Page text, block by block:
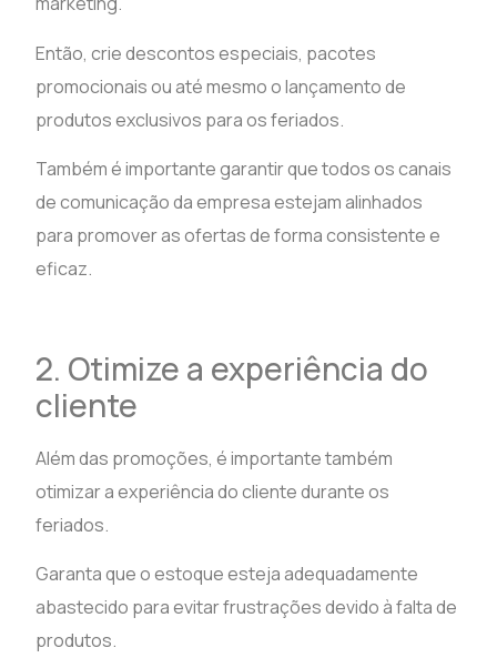
Então, crie descontos especiais, pacotes
promocionais ou até mesmo o lançamento de
produtos exclusivos para os feriados.
Também é importante garantir que todos os canais
de comunicação da empresa estejam alinhados
para promover as ofertas de forma consistente e
eficaz.
2. Otimize a experiência do
cliente
Além das promoções, é importante também
otimizar a experiência do cliente durante os
feriados.
Garanta que o estoque esteja adequadamente
abastecido para evitar frustrações devido à falta de
produtos.